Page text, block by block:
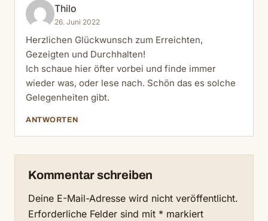
Thilo
26. Juni 2022
Herzlichen Glückwunsch zum Erreichten,
Gezeigten und Durchhalten!
Ich schaue hier öfter vorbei und finde immer
wieder was, oder lese nach. Schön das es solche
Gelegenheiten gibt.
ANTWORTEN
Kommentar schreiben
Deine E-Mail-Adresse wird nicht veröffentlicht.
Erforderliche Felder sind mit * markiert